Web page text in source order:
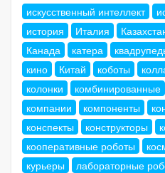
искусственный интеллект
история
Италия
Канада
катера
кино
Китай коботы
колонки
комбинированные
компании
компоненты
конспекты
конструкторы
кооперативные роботы
курьеры
лабораторные